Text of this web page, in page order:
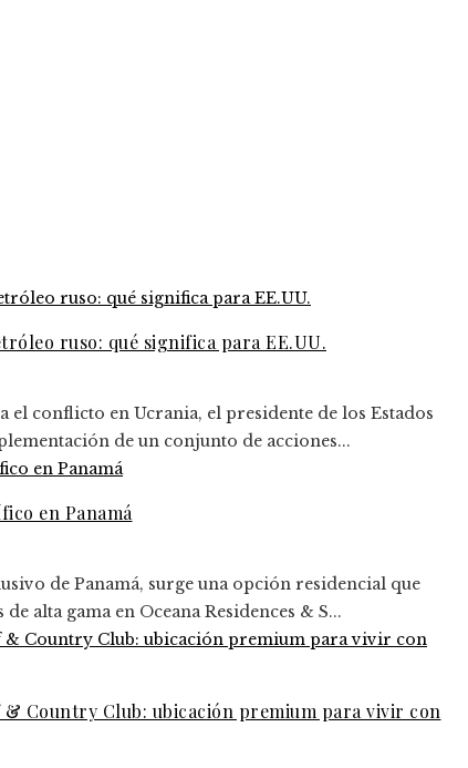
ruso: qué significa para EE.UU.
el conflicto en Ucrania, el presidente de los Estados
de un conjunto de acciones...
en Panamá
de Panamá, surge una opción residencial que
alta gama en Oceana Residences & S...
Country Club: ubicación premium para vivir con